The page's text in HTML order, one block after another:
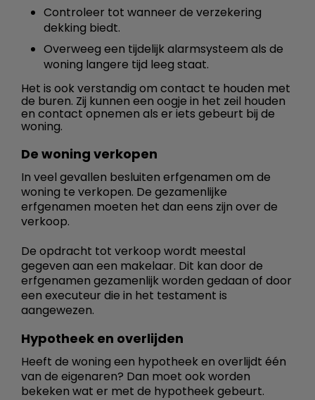
Controleer tot wanneer de verzekering
dekking biedt.
Overweeg een tijdelijk alarmsysteem als de
woning langere tijd leeg staat.
Het is ook verstandig om contact te houden met
de buren. Zij kunnen een oogje in het zeil houden
en contact opnemen als er iets gebeurt bij de
woning.
De woning verkopen
In veel gevallen besluiten erfgenamen om de
woning te verkopen. De gezamenlijke
erfgenamen moeten het dan eens zijn over de
verkoop.
De opdracht tot verkoop wordt meestal
gegeven aan een makelaar. Dit kan door de
erfgenamen gezamenlijk worden gedaan of door
een executeur die in het testament is
aangewezen.
Hypotheek en overlijden
Heeft de woning een hypotheek en overlijdt één
van de eigenaren? Dan moet ook worden
bekeken wat er met de hypotheek gebeurt.